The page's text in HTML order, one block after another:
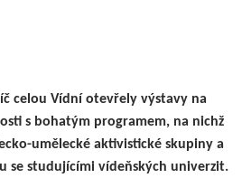
celou Vídní otevřely výstavy na
s bohatým programem, na nichž
umělecké aktivistické skupiny a
se studujícími vídeňských univerzit.